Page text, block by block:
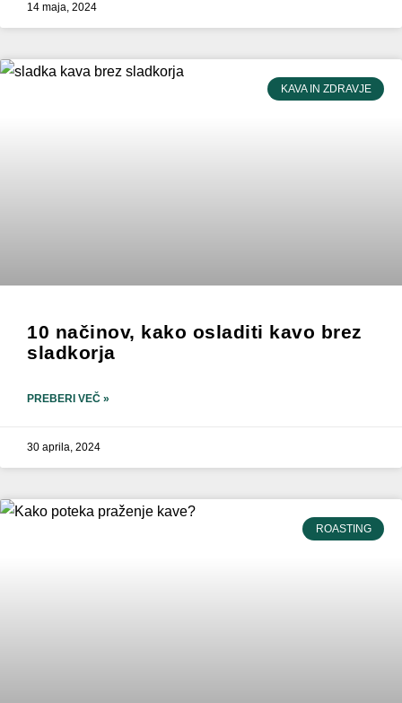
14 maja, 2024
KAVA IN ZDRAVJE
10 načinov, kako osladiti kavo brez
sladkorja
PREBERI VEČ »
30 aprila, 2024
ROASTING